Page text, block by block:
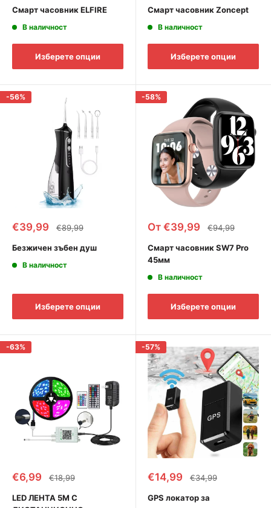
Смарт часовник ELFIRE
В наличност
Изберете опции
Смарт часовник Zoncept
В наличност
Изберете опции
-56%
Промоционална
цена
€39,99
Редовна
цена
€89,99
Безжичен зъбен душ
В наличност
Изберете опции
-58%
Промоционална
От €39,99
Редовна
цена
€94,99
Смарт часовник SW7 Pro
45мм
В наличност
Изберете опции
-63%
Промоционална
цена
€6,99
Редовна
цена
€18,99
LED ЛЕНТА 5М С
-57%
Промоционална
цена
€14,99
Редовна
цена
€34,99
GPS локатор за